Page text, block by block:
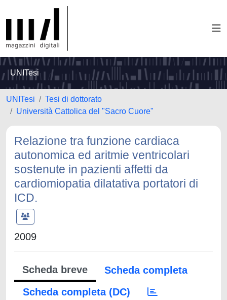
UNITesi
UNITesi
Tesi di dottorato
Università Cattolica del "Sacro Cuore"
Relazione tra funzione cardiaca
autonomica ed aritmie ventricolari
sostenute in pazienti affetti da
cardiomiopatia dilatativa portatori di
ICD.
2009
Scheda breve
Scheda completa
Scheda completa (DC)